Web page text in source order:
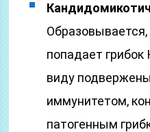
попадает
виду
иммунитетом,
патогенным